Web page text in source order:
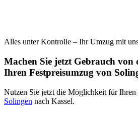
Alles unter Kontrolle – Ihr Umzug mit
Machen Sie jetzt Gebrauch von
Ihren Festpreisumzug von
Nutzen Sie jetzt die Möglichkeit für Ihren
Solingen nach Kassel.